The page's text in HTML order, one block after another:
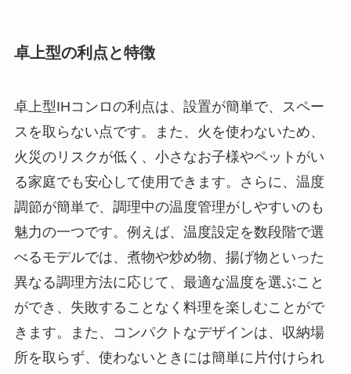
卓上型の利点と特徴
卓上型IHコンロの利点は、設置が簡単で、スペー
スを取らない点です。また、火を使わないため、
火災のリスクが低く、小さなお子様やペットがい
る家庭でも安心して使用できます。さらに、温度
調節が簡単で、調理中の温度管理がしやすいのも
魅力の一つです。例えば、温度設定を数段階で選
べるモデルでは、煮物や炒め物、揚げ物といった
異なる調理方法に応じて、最適な温度を選ぶこと
ができ、失敗することなく料理を楽しむことがで
きます。また、コンパクトなデザインは、収納場
所を取らず、使わないときには簡単に片付けられ